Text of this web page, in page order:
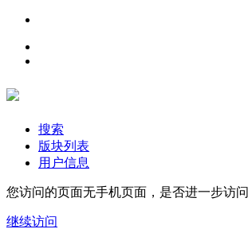
搜索
版块列表
用户信息
您访问的页面无手机页面，是否进一步访
继续访问